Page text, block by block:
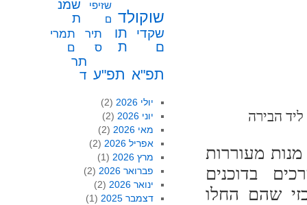
הבירה
מעוררות
בדוכנים
שהם החלו
שוקולד
שזיפי
ם
שמנ
ת
שקדי
ם
תו
ת
תיר
ס
תמרי
ם
תפ"א תפ"ע
תר
ד
יולי 2026
(2)
יוני 2026
(2)
מאי 2026
(2)
אפריל 2026
(2)
מרץ 2026
(1)
פברואר 2026
(2)
ינואר 2026
(2)
דצמבר 2025
(1)